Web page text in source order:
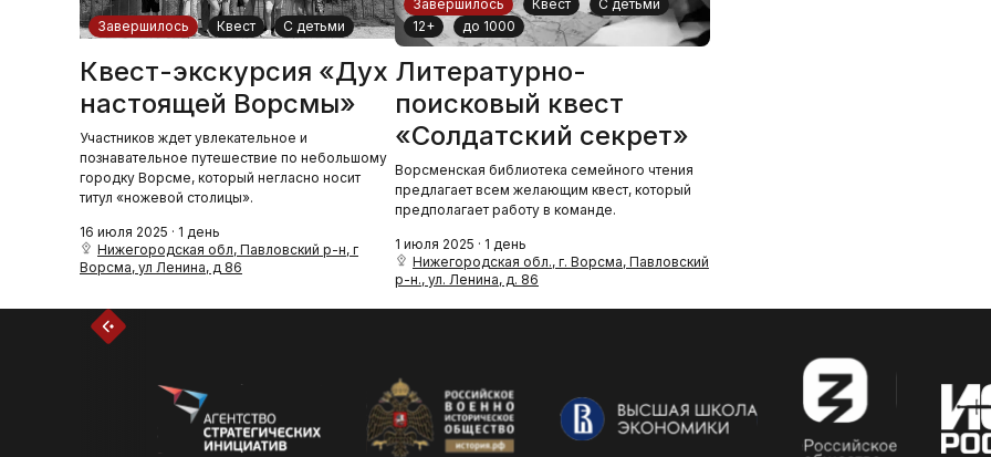
Завершилось Квест С детьми
Квест-экскурсия «Дух
настоящей Ворсмы»
Участников ждет увлекательное и
познавательное путешествие по небольшому
городку Ворсме, который негласно носит
титул «ножевой столицы».
16 июля 2025 · 1 день
Нижегородская обл, Павловский р-н, г
Ворсма, ул Ленина, д 86
Завершилось Квест
С детьми
12+
до 1000
Литературно-
поисковый квест
«Солдатский секрет»
Ворсменская библиотека семейного чтения
предлагает всем желающим квест, который
предполагает работу в команде.
1 июля 2025 · 1 день
Нижегородская обл., г. Ворсма, Павловский
р-н., ул. Ленина, д. 86